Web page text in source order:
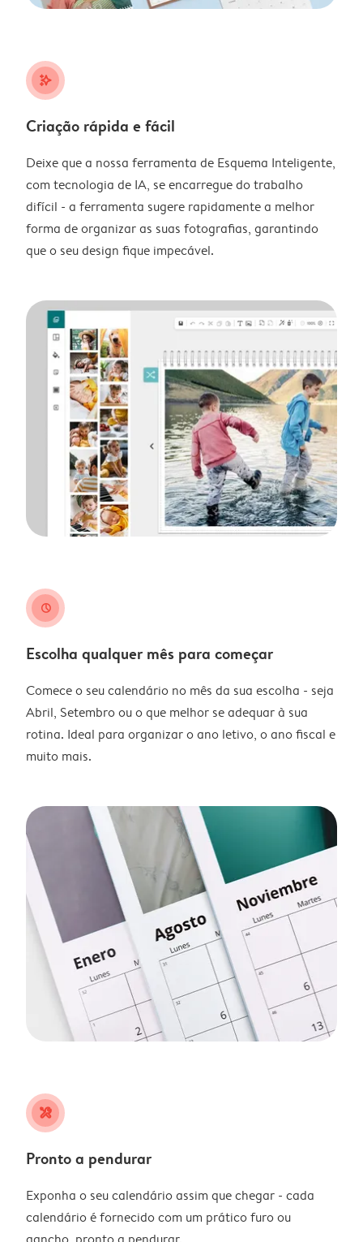
stars_plus
Criação rápida e fácil
Deixe que a nossa ferramenta de Esquema Inteligente,
com tecnologia de IA, se encarregue do trabalho
difícil - a ferramenta sugere rapidamente a melhor
forma de organizar as suas fotografias, garantindo
que o seu design fique impecável.
clock
Escolha qualquer mês para começar
Comece o seu calendário no mês da sua escolha - seja
Abril, Setembro ou o que melhor se adequar à sua
rotina. Ideal para organizar o ano letivo, o ano fiscal e
muito mais.
tools
Pronto a pendurar
Exponha o seu calendário assim que chegar - cada
calendário é fornecido com um prático furo ou